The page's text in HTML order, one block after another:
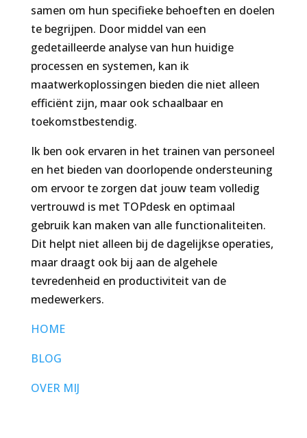
samen om hun specifieke behoeften en doelen
te begrijpen. Door middel van een
gedetailleerde analyse van hun huidige
processen en systemen, kan ik
maatwerkoplossingen bieden die niet alleen
efficiënt zijn, maar ook schaalbaar en
toekomstbestendig.
Ik ben ook ervaren in het trainen van personeel
en het bieden van doorlopende ondersteuning
om ervoor te zorgen dat jouw team volledig
vertrouwd is met TOPdesk en optimaal
gebruik kan maken van alle functionaliteiten.
Dit helpt niet alleen bij de dagelijkse operaties,
maar draagt ook bij aan de algehele
tevredenheid en productiviteit van de
medewerkers.
HOME
BLOG
OVER MIJ